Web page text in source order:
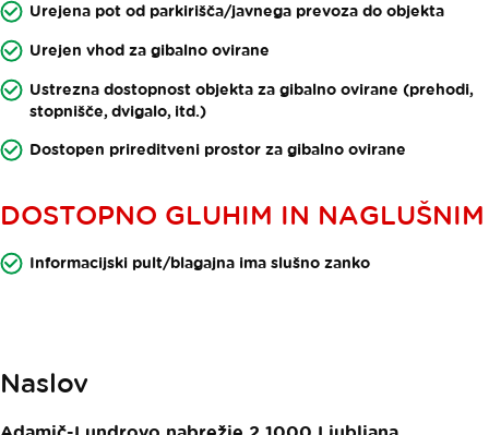
Urejena pot od parkirišča/javnega prevoza do objekta
Urejen vhod za gibalno ovirane
Ustrezna dostopnost objekta za gibalno ovirane (prehodi,
stopnišče, dvigalo, itd.)
Dostopen prireditveni prostor za gibalno ovirane
DOSTOPNO GLUHIM IN NAGLUŠNIM
Informacijski pult/blagajna ima slušno zanko
Naslov